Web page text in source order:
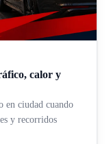
calor y
en ciudad cuando
y recorridos